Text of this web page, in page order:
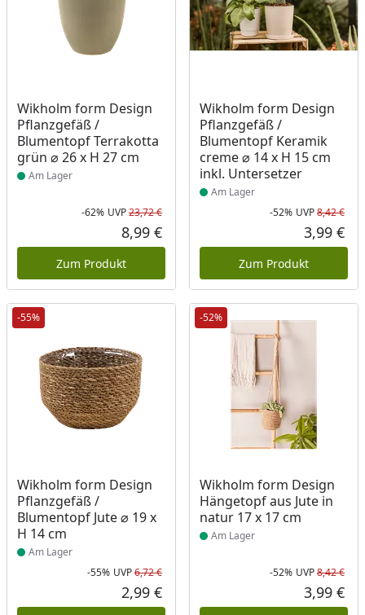
Wikholm form Design
Pflanzgefäß /
Blumentopf Terrakotta
grün ⌀ 26 x H 27 cm
Produkt am Lager
Am Lager
Rabatt in Prozent
-62%
Ursprünglicher Preis
UVP23,72 €
Aktueller Preis
8,99 €
Zum Produkt
Wikholm form Design
Pflanzgefäß /
Blumentopf Keramik
creme ⌀ 14 x H 15 cm
inkl. Untersetzer
Produkt am Lager
Am Lager
-52% UVP8,42 €
3,99 €
Zum Produkt
-55%
Wikholm form Design
Pflanzgefäß /
Blumentopf Jute ⌀ 19 x
H 14 cm
Produkt am Lager
Am Lager
Rabatt in Prozent
-55%
Ursprünglicher Preis
UVP6,72 €
Aktueller Preis
2,99 €
-52%
Wikholm form Design
Hängetopf aus Jute in
natur 17 x 17 cm
Produkt am Lager
Am Lager
-52% UVP8,42 €
3,99 €